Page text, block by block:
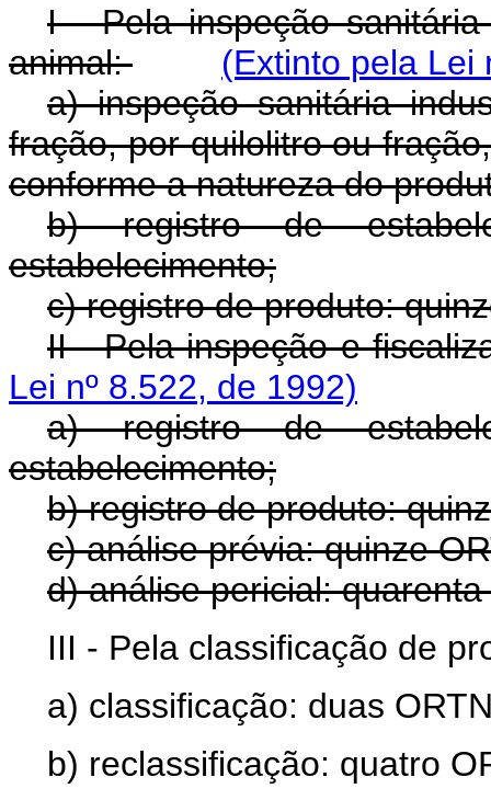
I - Pela inspeção
animal:
(Extinto pela Lei
a) inspeção sanitária
fração, por quilolitro ou
conforme a natureza do
b) registro de
estabelecimento;
c) registro de produto:
II - Pela inspeção e
Lei nº 8.522, de 1992)
a) registro de
estabelecimento;
b) registro de produto:
c) análise prévia: quinze
d) análise pericial:
III - Pela classificação de
a) classificação: duas
b) reclassificação: quatro